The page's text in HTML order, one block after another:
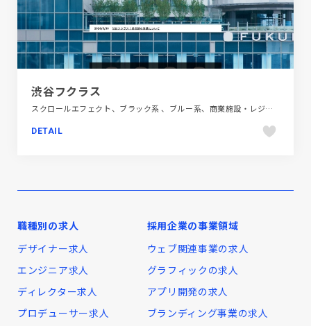
渋谷フクラス
スクロールエフェクト、ブラック系 、ブルー系、商業施設・レジャー、大きめ写真、建設・住宅・不動産、施設・店舗サイト
DETAIL
職種別の求人
デザイナー求人
エンジニア求人
ディレクター求人
プロデューサー求人
採用企業の事業領域
ウェブ関連事業の求人
グラフィックの求人
アプリ開発の求人
ブランディング事業の求人